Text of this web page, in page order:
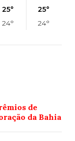
25°
24°
25°
24°
de
da Bahia